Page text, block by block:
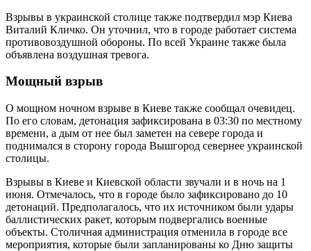
Взрывы в украинской столице также подтвердил мэр Киева
Виталий Кличко. Он уточнил, что в городе работает система
противовоздушной обороны. По всей Украине также была
объявлена воздушная тревога.
Мощный взрыв
О мощном ночном взрыве в Киеве также сообщал очевидец.
По его словам, детонация зафиксирована в 03:30 по местному
времени, а дым от нее был заметен на севере города и
поднимался в сторону города Вышгород севернее украинской
столицы.
Взрывы в Киеве и Киевской области звучали и в ночь на 1
июня. Отмечалось, что в городе было зафиксировано до 10
детонаций. Предполагалось, что их источником были удары
баллистических ракет, которым подвергались военные
объекты. Столичная администрация отменила в городе все
мероприятия, которые были запланированы ко Дню защиты